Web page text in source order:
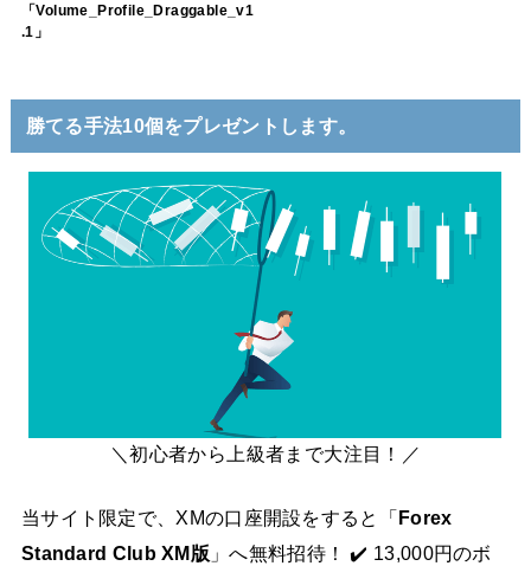
「Volume_Profile_Draggable_v1
.1」
勝てる手法10個をプレゼントします。
＼初心者から上級者まで大注目！／
当サイト限定で、XMの口座開設をすると「 Forex
Standard Club XM版 」へ無料招待！ ✔️ 13,000円のボ